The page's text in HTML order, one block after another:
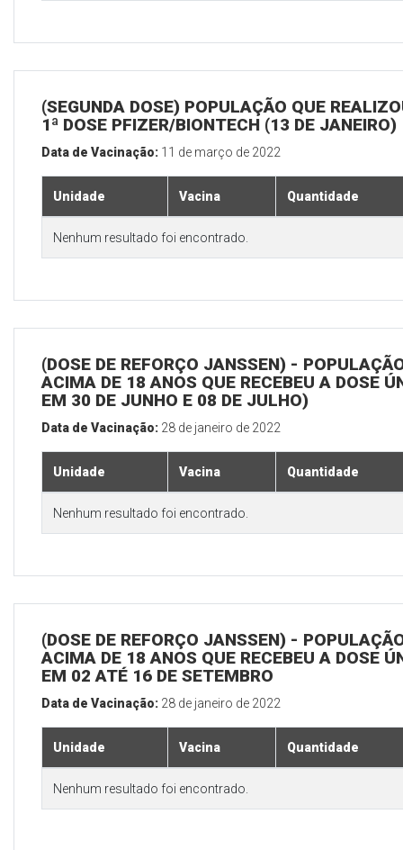
(SEGUNDA DOSE) POPULAÇÃO QUE
1ª DOSE PFIZER/BIONTECH (13 DE JANEIRO)
Data de Vacinação: 11 de março de 2022
Unidade Vacina Quantidade
Nenhum resultado foi encontrado.
(DOSE DE REFORÇO JANSSEN) -
ACIMA DE 18 ANOS QUE RECEBEU A DOSE
EM 30 DE JUNHO E 08 DE JULHO)
Data de Vacinação: 28 de janeiro de 2022
Unidade Vacina Quantidade
Nenhum resultado foi encontrado.
(DOSE DE REFORÇO JANSSEN) -
ACIMA DE 18 ANOS QUE RECEBEU A DOSE
EM 02 ATÉ 16 DE SETEMBRO
Data de Vacinação: 28 de janeiro de 2022
Unidade Vacina Quantidade
Nenhum resultado foi encontrado.